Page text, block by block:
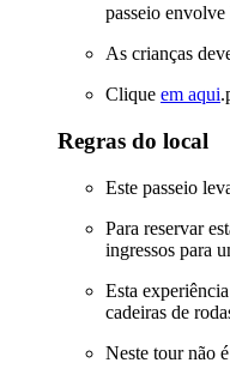
passeio
As crianças
Clique em aqui
Regras do local
Este passeio
Para reservar
ingressos para
Esta
cadeiras de
Neste tour não